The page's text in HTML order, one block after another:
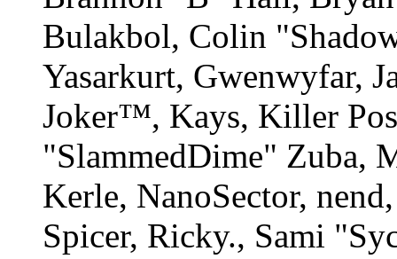
Bulakbol, Colin
Yasarkurt, Gwenwyfar,
Joker™, Kays, Killer
"SlammedDime" Zuba,
Kerle, NanoSector,
Spicer, Ricky., Sami